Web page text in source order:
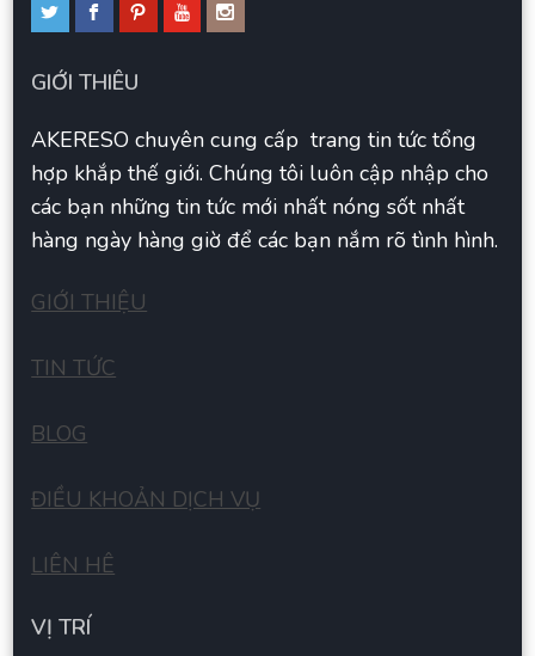
GIỚI THIÊU
AKERESO chuyên cung cấp trang tin tức tổng
hợp khắp thế giới. Chúng tôi luôn cập nhập cho
các bạn những tin tức mới nhất nóng sốt nhất
hàng ngày hàng giờ để các bạn nắm rõ tình hình.
GIỚI THIỆU
TIN TỨC
BLOG
ĐIỀU KHOẢN DỊCH VỤ
LIÊN HÊ
VỊ TRÍ